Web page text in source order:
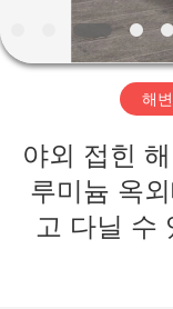
우
리
대
하
해
야외 접힌
루미늄 옥
고 다닐 수